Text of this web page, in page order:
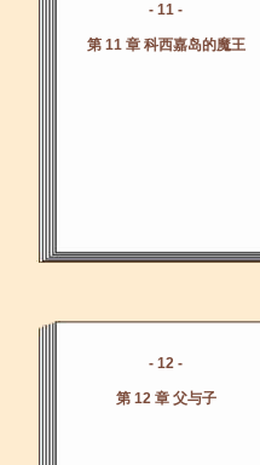
- 11 -
第 11 章 科西嘉岛的魔王
- 12 -
第 12 章 父与子